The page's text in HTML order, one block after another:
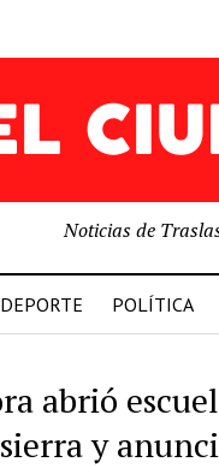
Noticias de
POLÍTICA
abrió
y